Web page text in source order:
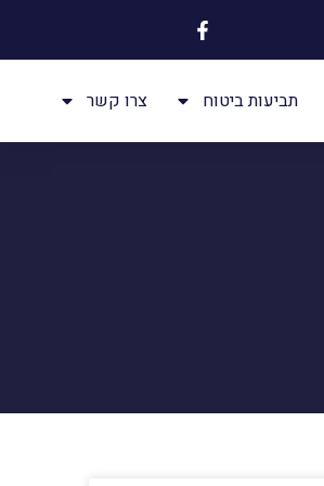
תביעות ביטוח צרו קשר